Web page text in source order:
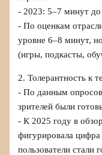
- 2023: 5–7 минут до
- По оценкам
уровне 6–8 минут,
(игры, подкасты,
2. Толерантность к
- По данным
зрителей были
- К 2025 году в
фигурировала
пользователи стали